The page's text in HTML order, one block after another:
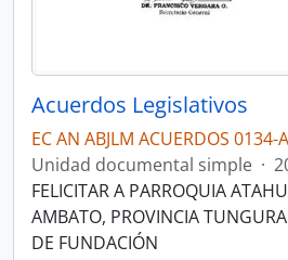
Acuerdos Legislativos
EC AN ABJLM ACUERDOS 0134-A
Unidad documental simple ·
FELICITAR A PARROQUIA
AMBATO, PROVINCIA
DE FUNDACIÓN